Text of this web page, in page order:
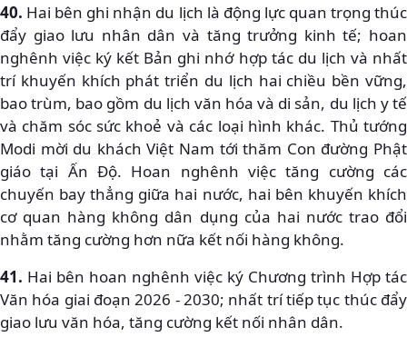
40. Hai bên ghi nhận du lịch là động lực quan trọng thúc
đẩy giao lưu nhân dân và tăng trưởng kinh tế; hoan
nghênh việc ký kết Bản ghi nhớ hợp tác du lịch và nhất
trí khuyến khích phát triển du lịch hai chiều bền vững,
bao trùm, bao gồm du lịch văn hóa và di sản, du lịch y tế
và chăm sóc sức khoẻ và các loại hình khác. Thủ tướng
Modi mời du khách Việt Nam tới thăm Con đường Phật
giáo tại Ấn Độ. Hoan nghênh việc tăng cường các
chuyến bay thẳng giữa hai nước, hai bên khuyến khích
cơ quan hàng không dân dụng của hai nước trao đổi
nhằm tăng cường hơn nữa kết nối hàng không.
41. Hai bên hoan nghênh việc ký Chương trình Hợp tác
Văn hóa giai đoạn 2026 - 2030; nhất trí tiếp tục thúc đẩy
giao lưu văn hóa, tăng cường kết nối nhân dân.